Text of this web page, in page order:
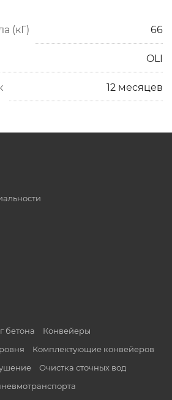
(кГ) 66
OLI
12 месяцев
бетона
Конвейеры
Комплектующие конвейеров
Очистка сточных вод